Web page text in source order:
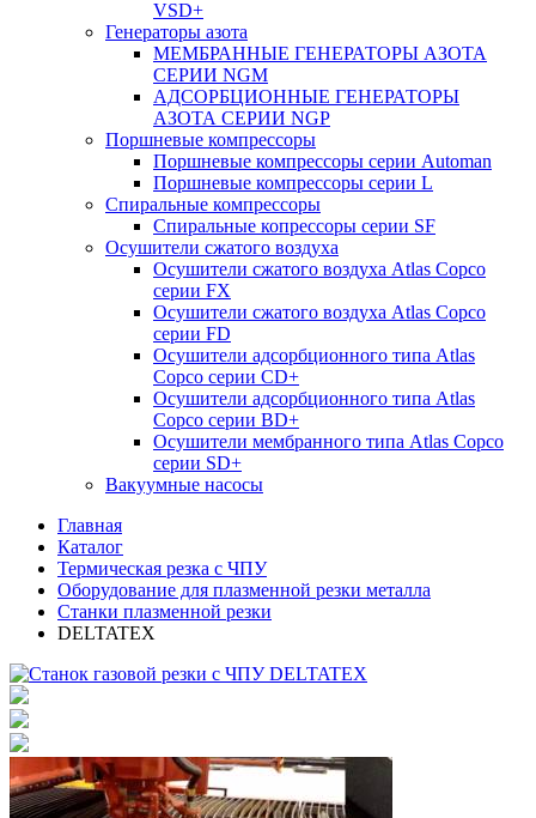
VSD+
Генераторы азота
МЕМБРАННЫЕ ГЕНЕРАТОРЫ АЗОТА
СЕРИИ NGM
АДСОРБЦИОННЫЕ ГЕНЕРАТОРЫ
АЗОТА СЕРИИ NGP
Поршневые компрессоры
Поршневые компрессоры серии Automan
Поршневые компрессоры серии L
Спиральные компрессоры
Спиральные копрессоры серии SF
Осушители сжатого воздуха
Осушители сжатого воздуха Atlas Copco
серии FX
Осушители сжатого воздуха Atlas Copco
серии FD
Осушители адсорбционного типа Atlas
Copco серии СD+
Осушители адсорбционного типа Atlas
Copco серии BD+
Осушители мембранного типа Atlas Copco
серии SD+
Вакуумные насосы
Главная
Каталог
Термическая резка с ЧПУ
Оборудование для плазменной резки металла
Станки плазменной резки
DELTATEX